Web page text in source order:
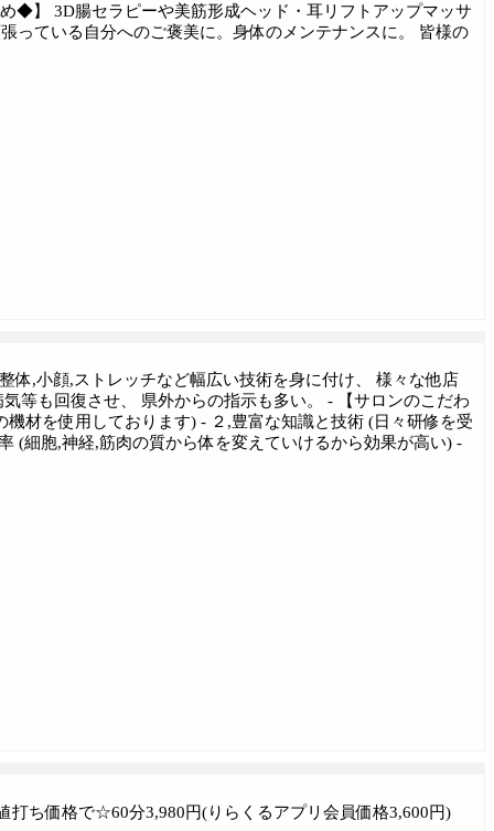
◆】 3D腸セラピーや美筋形成ヘッド・耳リフトアップマッサ
っている自分へのご褒美に。身体のメンテナンスに。 皆様の
体,小顔,ストレッチなど幅広い技術を身に付け、 様々な他店
等も回復させ、 県外からの指示も多い。 - 【サロンのこだわ
材を使用しております) - ２,豊富な知識と技術 (日々研修を受
(細胞,神経,筋肉の質から体を変えていけるから効果が高い) -
打ち価格で☆60分3,980円(りらくるアプリ会員価格3,600円)